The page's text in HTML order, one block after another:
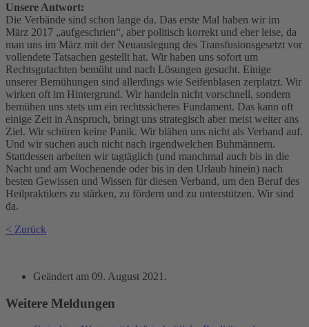
Unsere Antwort:
Die Verbände sind schon lange da. Das erste Mal haben wir im
März 2017 „aufgeschrien“, aber politisch korrekt und eher leise, da
man uns im März mit der Neuauslegung des Transfusionsgesetzt vor
vollendete Tatsachen gestellt hat. Wir haben uns sofort um
Rechtsgutachten bemüht und nach Lösungen gesucht. Einige
unserer Bemühungen sind allerdings wie Seifenblasen zerplatzt. Wir
wirken oft im Hintergrund. Wir handeln nicht vorschnell, sondern
bemühen uns stets um ein rechtssicheres Fundament. Das kann oft
einige Zeit in Anspruch, bringt uns strategisch aber meist weiter ans
Ziel. Wir schüren keine Panik. Wir blähen uns nicht als Verband auf.
Und wir suchen auch nicht nach irgendwelchen Buhmännern.
Stattdessen arbeiten wir tagtäglich (und manchmal auch bis in die
Nacht und am Wochenende oder bis in den Urlaub hinein) nach
besten Gewissen und Wissen für diesen Verband, um den Beruf des
Heilpraktikers zu stärken, zu fördern und zu unterstützen. Wir sind
da.
< Zurück
Geändert am 09. August 2021 .
Weitere Meldungen